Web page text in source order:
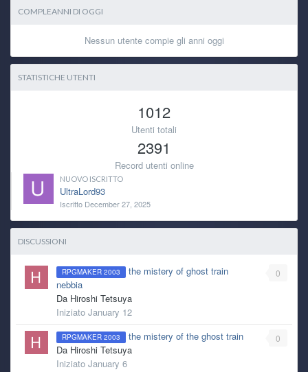
COMPLEANNI DI OGGI
Nessun utente compie gli anni oggi
STATISTICHE UTENTI
1012
Utenti totali
2391
Record utenti online
NUOVO ISCRITTO
UltraLord93
Iscritto December 27, 2025
DISCUSSIONI
0
RPGMAKER 2003
the mistery of ghost train
nebbia
Da Hiroshi Tetsuya
Iniziato January 12
0
RPGMAKER 2003
the mistery of the ghost train
Da Hiroshi Tetsuya
Iniziato January 6